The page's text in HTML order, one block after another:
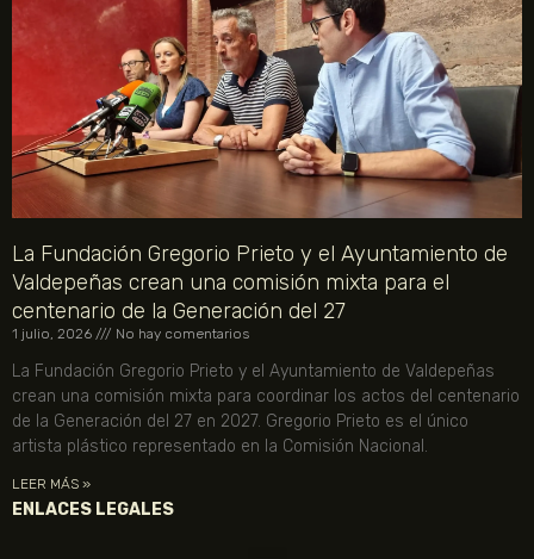
La Fundación Gregorio Prieto y el Ayuntamiento de
Valdepeñas crean una comisión mixta para el
centenario de la Generación del 27
1 julio, 2026 No hay comentarios
La Fundación Gregorio Prieto y el Ayuntamiento de Valdepeñas
crean una comisión mixta para coordinar los actos del centenario
de la Generación del 27 en 2027. Gregorio Prieto es el único
artista plástico representado en la Comisión Nacional.
LEER MÁS »
ENLACES LEGALES